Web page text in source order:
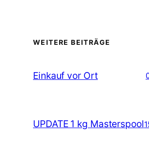
WEITERE BEITRÄGE
Einkauf vor Ort
UPDATE 1 kg Masterspool